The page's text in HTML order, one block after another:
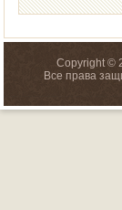
Copyright ©
Все права